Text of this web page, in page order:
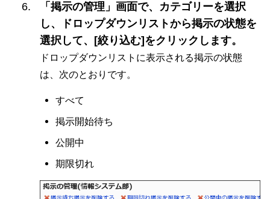
「掲示の管理」画面で、カテゴリーを選択
し、ドロップダウンリストから掲示の状態を
選択して、[絞り込む]をクリックします。
ドロップダウンリストに表示される掲示の状態
は、次のとおりです。
すべて
掲示開始待ち
公開中
期限切れ